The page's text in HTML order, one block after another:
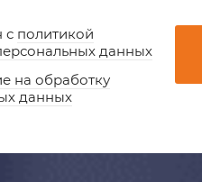
с политикой
данных
на обработку
данных